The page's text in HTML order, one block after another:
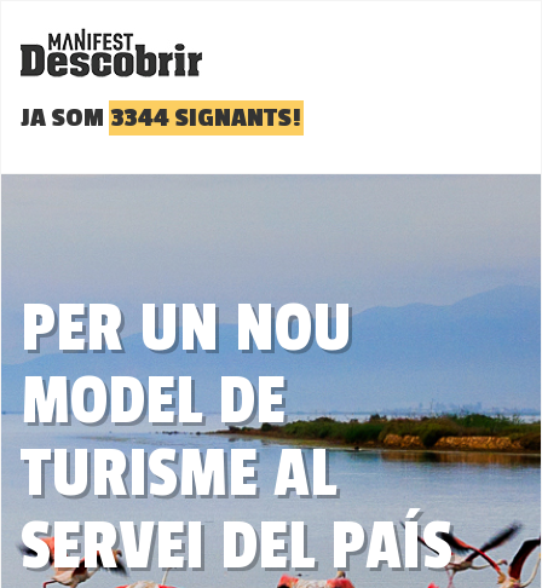
JA SOM 3344 SIGNANTS!
PER UN NOU
MODEL DE
TURISME AL
SERVEI DEL PAÍS